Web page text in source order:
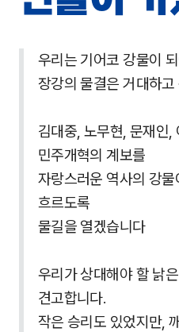
우리는 기어코 강물이
장강의 물결은 거대하
김대중, 노무현, 문재인,
민주개혁의 계보를
자랑스러운 역사의 강물
흐르도록
물길을 열겠습니다
우리가 상대해야 할 낡
견고합니다.
작은 승리도 있었지만,